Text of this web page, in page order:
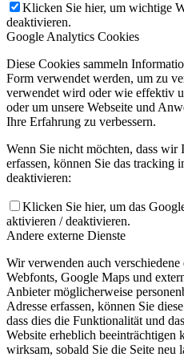
Klicken Sie hier, um wichtige
deaktivieren.
Google Analytics Cookies
Diese Cookies sammeln
Form verwendet werden, um zu
verwendet wird oder wie effektiv
oder um unsere Webseite und
Ihre Erfahrung zu verbessern.
Wenn Sie nicht möchten, dass wir
erfassen, können Sie das tracking
deaktivieren:
Klicken Sie hier, um das
aktivieren / deaktivieren.
Andere externe Dienste
Wir verwenden auch
Webfonts, Google Maps und
Anbieter möglicherweise
Adresse erfassen, können Sie
dass dies die Funktionalität und
Website erheblich beeinträchtigen
wirksam, sobald Sie die Seite neu